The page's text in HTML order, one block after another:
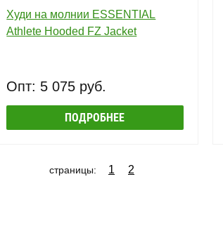
Худи на молнии ESSENTIAL
Athlete Hooded FZ Jacket
Опт: 5 075 руб.
ПОДРОБНЕЕ
страницы: 1 2